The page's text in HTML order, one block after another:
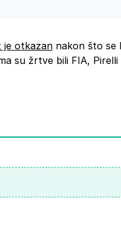
je otkazan nakon što se
su žrtve bili FIA,